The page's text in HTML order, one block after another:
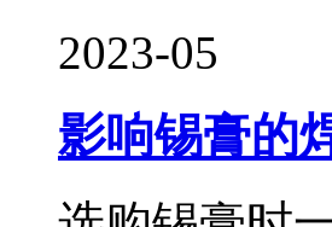
2023-05
影响锡膏的